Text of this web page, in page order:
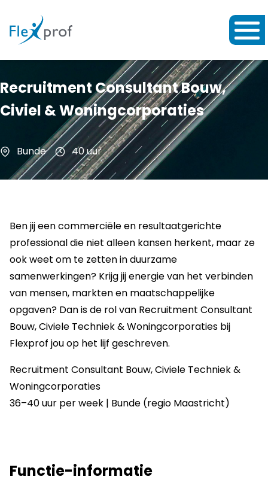
Recruitment Consultant Bouw,
Civiel & Woningcorporaties
Bunde 40 uur
Ben jij een commerciële en resultaatgerichte
professional die niet alleen kansen herkent, maar ze
ook weet om te zetten in duurzame
samenwerkingen? Krijg jij energie van het verbinden
van mensen, markten en maatschappelijke
opgaven? Dan is de rol van Recruitment Consultant
Bouw, Civiele Techniek & Woningcorporaties bij
Flexprof jou op het lijf geschreven.
Recruitment Consultant Bouw, Civiele Techniek &
Woningcorporaties
36–40 uur per week | Bunde (regio Maastricht)
Functie-informatie